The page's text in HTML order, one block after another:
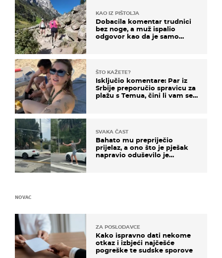
KAO IZ PIŠTOLJA
Dobacila komentar trudnici
bez noge, a muž ispalio
odgovor kao da je samo
ŠTO KAŽETE?
Isključio komentare: Par iz
Srbije preporučio spravicu za
plažu s Temua, čini li vam se
SVAKA ČAST
Bahato mu prepriječio
prijelaz, a ono što je pješak
napravio oduševilo je
NOVAC
ZA POSLODAVCE
Kako ispravno dati nekome
otkaz i izbjeći najčešće
pogreške te sudske sporove